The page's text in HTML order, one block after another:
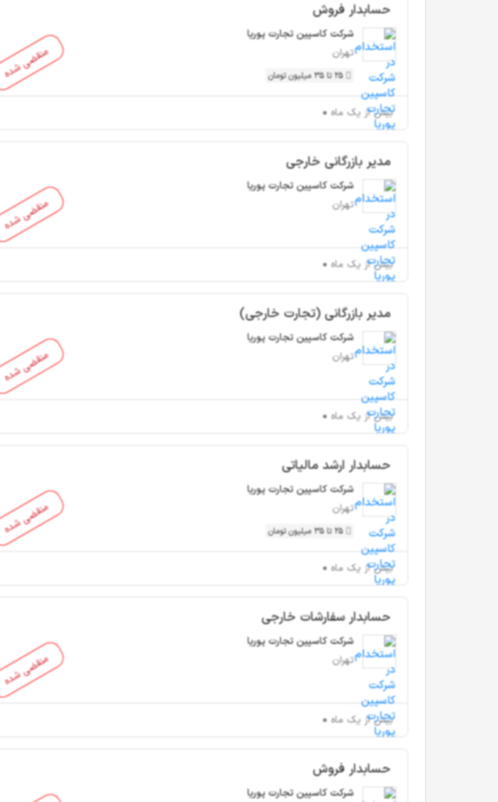
منقضی شده
حسابدار فروش
شرکت کاسپین تجارت پوریا
تهران
25 تا 35 میلیون تومان
بیش از یک ماه
منقضی شده
مدیر بازرگانی خارجی
شرکت کاسپین تجارت پوریا
تهران
بیش از یک ماه
منقضی شده
مدیر بازرگانی (تجارت خارجی)
شرکت کاسپین تجارت پوریا
تهران
بیش از یک ماه
منقضی شده
حسابدار ارشد مالیاتی
شرکت کاسپین تجارت پوریا
تهران
25 تا 35 میلیون تومان
بیش از یک ماه
منقضی شده
حسابدار سفارشات خارجی
شرکت کاسپین تجارت پوریا
تهران
بیش از یک ماه
حسابدار فروش
شرکت کاسپین تجارت پوریا